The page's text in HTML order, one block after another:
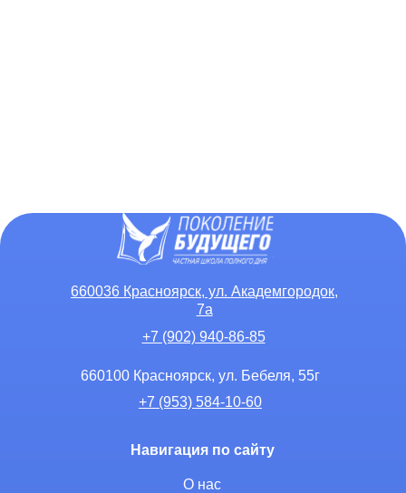
+7 (953) 584-10-60
660100 Красноярск, ул. Бебеля, 55г
Навигация по сайту
+7 (902) 940-86-85
660036 Красноярск, ул. Академгородок,
7а
О нас